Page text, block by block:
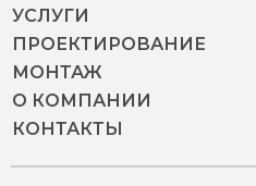
УСЛУГИ
ПРОЕКТИРОВАНИЕ
МОНТАЖ
О КОМПАНИИ
КОНТАКТЫ